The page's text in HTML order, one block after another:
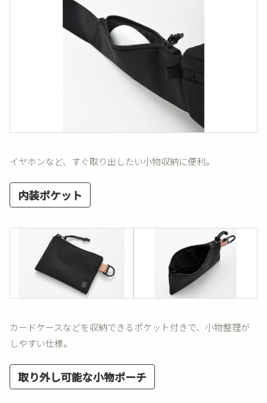
イヤホンなど、すぐ取り出したい小物収納に便利。
内装ポケット
カードケースなどを収納できるポケット付きで、小物整理が
しやすい仕様。
取り外し可能な小物ポーチ